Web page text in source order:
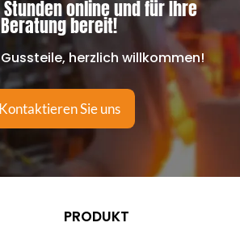
online und für Ihre
Beratung bereit!
herzlich willkommen!
Kontaktieren Sie uns
PRODUKT